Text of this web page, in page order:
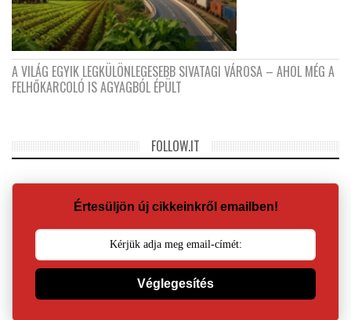
A VILÁG EGYIK LEGKÜLÖNLEGESEBB SIVATAGI VÁROSA – AHOL MÉG A
FELHŐKARCOLÓ IS AGYAGBÓL ÉPÜLT
FOLLOW.IT
Értesüljön új cikkeinkről emailben!
Véglegesítés